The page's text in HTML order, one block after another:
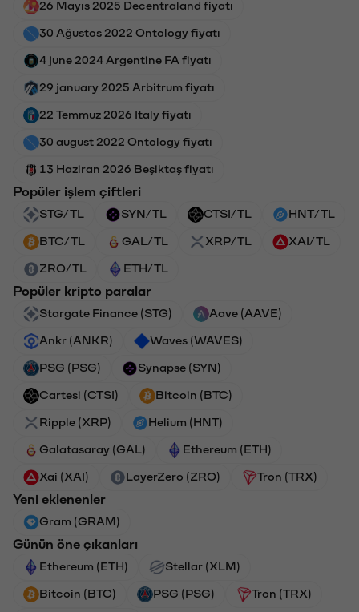
26 Mayıs 2025 Decentraland fiyatı
30 Ağustos 2022 Ontology fiyatı
4 june 2024 Argentine FA fiyatı
29 january 2025 Arbitrum fiyatı
22 Temmuz 2026 Italy fiyatı
30 august 2022 Ontology fiyatı
13 Haziran 2026 Beşiktaş fiyatı
Popüler işlem çiftleri
STG/TL SYN/TL CTSI/TL HNT/TL
BTC/TL GAL/TL XRP/TL XAI/TL
ZRO/TL ETH/TL
Popüler kripto paralar
Stargate Finance (STG) Aave (AAVE)
Ankr (ANKR) Waves (WAVES)
PSG (PSG) Synapse (SYN)
Cartesi (CTSI) Bitcoin (BTC)
Ripple (XRP) Helium (HNT)
Galatasaray (GAL) Ethereum (ETH)
Xai (XAI) LayerZero (ZRO) Tron (TRX)
Yeni eklenenler
Gram (GRAM)
Günün öne çıkanları
Ethereum (ETH) Stellar (XLM)
Bitcoin (BTC) PSG (PSG) Tron (TRX)